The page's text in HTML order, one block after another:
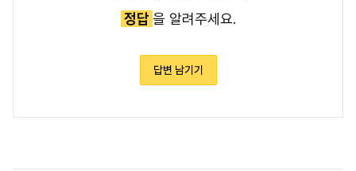
정답을 알려주세요.
답변 남기기